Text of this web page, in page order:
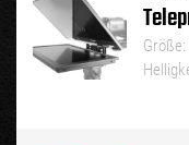
Größe: